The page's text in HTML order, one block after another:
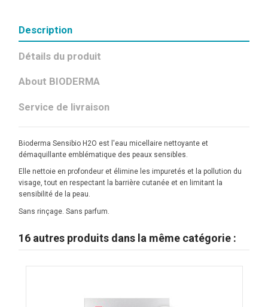
Description
Détails du produit
About BIODERMA
Service de livraison
Bioderma Sensibio H2O est l'eau micellaire nettoyante et
démaquillante emblématique des peaux sensibles.
Elle nettoie en profondeur et élimine les impuretés et la pollution du
visage, tout en respectant la barrière cutanée et en limitant la
sensibilité de la peau.
Sans rinçage. Sans parfum.
16 autres produits dans la même catégorie :